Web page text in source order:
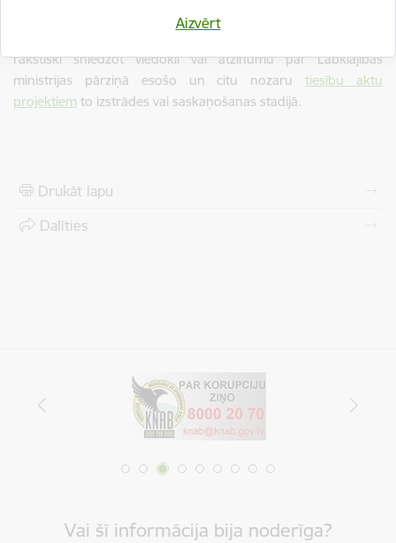
Aizvērt
25.08.2009. noteikumos Nr. 970 „Sabiedrības līdzdalības
rakstiski sniedzot viedokli vai atzinumu par Labklājības
ministrijas pārziņā esošo un citu nozarutiesību aktu
projektiem to izstrādes vai saskaņošanas stadijā.
Drukāt lapu
Dalīties
Vai šī informācija bija noderīga?